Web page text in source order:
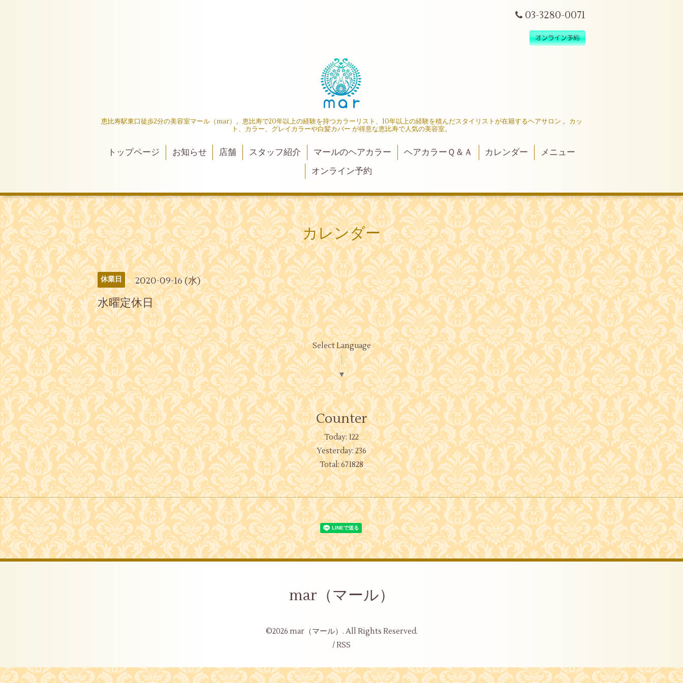
03-3280-0071
恵比寿駅東口徒歩2分の美容室マール（mar）。恵比寿で20年以上の経験を持つカラーリスト、10年以上の経験を積んだスタイリストが在籍するヘアサロン 。カッ
ト、カラー、グレイカラーや白髪カバー が得意な恵比寿で人気の美容室。
トップページ お知らせ 店舗 スタッフ紹介 マールのヘアカラー ヘアカラーＱ＆Ａ カレンダー
メニュー
オンライン予約
カレンダー
休業日 2020-09-16 (水)
水曜定休日
Select Language
▼
Counter
Today:122
Yesterday:236
Total:671828
mar（マール）
©2026 mar（マール） . All Rights Reserved.
/RSS